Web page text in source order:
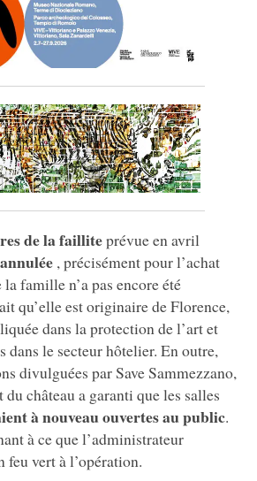
de la failliteprévue en avril
annulée , précisément pour l’achat
famille n’a pas encore été
qu’elle est originaire de Florence,
dans la protection de l’art et
dans le secteur hôtelier. En outre,
divulguées par Save Sammezzano,
du château a garanti que les salles
à nouveau ouvertes au public.
à ce que l’administrateur
vert à l’opération.